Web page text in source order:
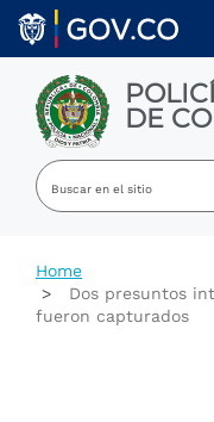
Skip to main content
DE
Home
Dos presuntos
fueron capturados